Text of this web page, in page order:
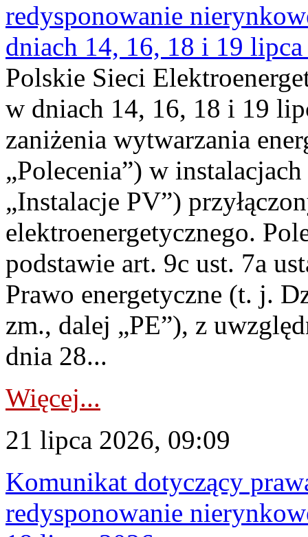
redysponowanie
dniach 14, 16, 18 i 19
Polskie Sieci
w dniach 14, 16, 18 i 19
zaniżenia wytwarzania
„Polecenia”) w
„Instalacje PV”)
elektroenergetycznego.
podstawie art. 9c ust. 7a
Prawo energetyczne (t. j.
zm., dalej „PE”), z
dnia 28...
Więcej...
21 lipca 2026, 09:09
Komunikat dotyczący
redysponowanie